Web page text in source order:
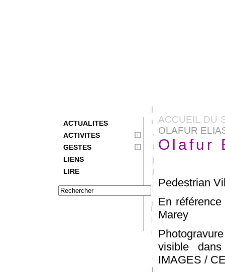
ACTUALITES
ACTIVITES
GESTES
LIENS
LIRE
ACCUEIL DU
OLAFUR
Olafur
Pedestrian
En
Marey
visible
IMAGES /